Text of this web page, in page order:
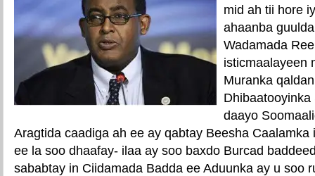
mid ah tii hore
ahaanba
Wadamada
isticmaalayeen
Muranka
daayo
Aragtida caadiga ah ee ay qabtay Beesha Caalamka
ee la soo dhaafay- ilaa ay soo baxdo Burcad
sababtay in Ciidamada Badda ee Aduunka ay u soo